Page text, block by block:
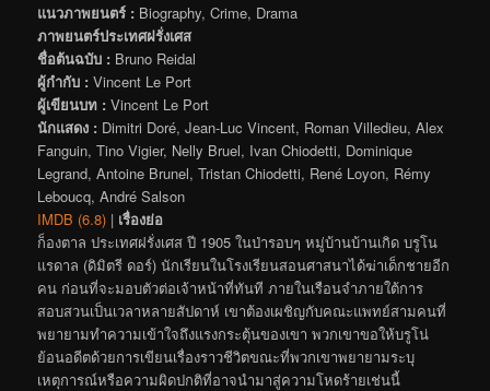
แนวภาพยนตร์ : Biography, Crime, Drama
ภาพยนตร์ประเทศฝรั่งเศส
ชื่อต้นฉบับ : Bruno Reidal
ผู้กำกับ : Vincent Le Port
ผู้เขียนบท : Vincent Le Port
นักแสดง : Dimitri Doré, Jean-Luc Vincent, Roman Villedieu, Alex
Fanguin, Tino Vigier, Nelly Bruel, Ivan Chiodetti, Dominique
Legrand, Antoine Brunel, Tristan Chiodetti, René Loyon, Rémy
Leboucq, André Salson
IMDB (6.8) | เรื่องย่อ
ก็องตาล ประเทศฝรั่งเศส ปี 1905 ในป่ารอบๆ หมู่บ้านบ้านเกิด บรูโน
แรดาล (ดิมิตรี ดอร์) นักเรียนในโรงเรียนสอนศาสนาได้ฆ่าเด็กชายอีก
คน ก่อนที่จะมอบตัวต่อเจ้าหน้าที่ทันที ภายในเรือนจำภายใต้การ
สอบสวนเป็นเวลาหลายสัปดาห์ เขาต้องเผชิญกับคณะแพทย์สามคนที่
พยายามทำความเข้าใจถึงแรงกระตุ้นของเขา พวกเขาขอให้บรูโน่
ย้อนอดีตด้วยการเขียนเรื่องราวชีวิตขณะที่พวกเขาพยายามระบุ
เหตุการณ์หรือความผิดปกติที่อาจนำมาสู่ความโหดร้ายเช่นนี้